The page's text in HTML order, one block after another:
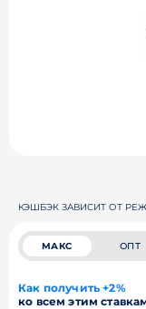
КЭШБЭК ЗАВИСИТ ОТ
МАКС ОПТ
Как получить +2%
ко всем этим